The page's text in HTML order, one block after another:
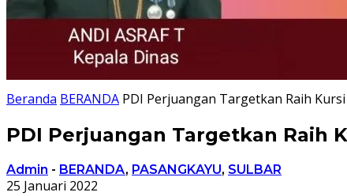
Beranda BERANDA PDI Perjuangan Targetkan Raih
PDI Perjuangan Targetkan Raih
Admin - BERANDA, PASANGKAYU, SULBAR
25 Januari 2022